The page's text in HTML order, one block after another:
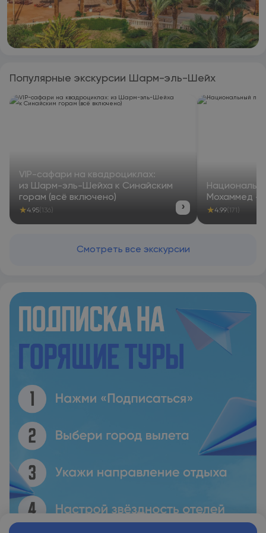
Популярные экскурсии Шарм-эль-Шейх
VIP-сафари на квадроциклах:
из Шарм-эль-Шейха к Синайским
горам (всё включено)
★4.95(136) ›
Мохаммед —
★4.99 (171)
Смотреть все экскурсии